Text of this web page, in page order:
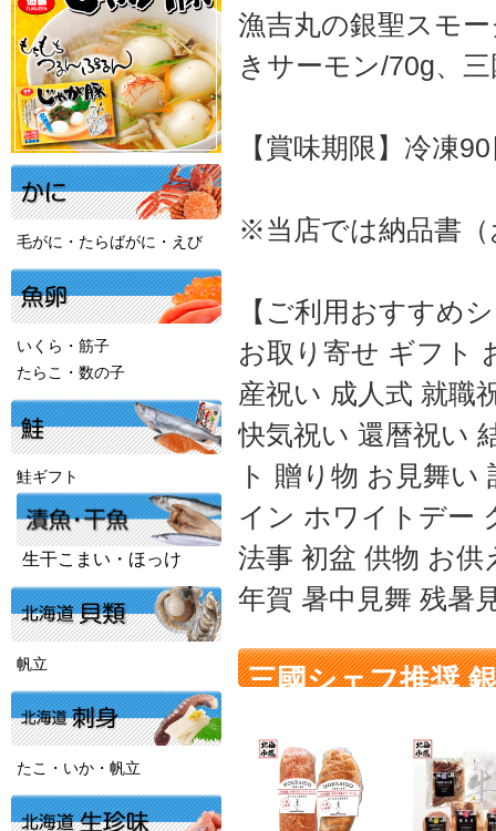
漁吉丸の銀聖スモ
きサーモン/70g、
【賞味期限】冷凍
※当店では納品書（
【ご利用おすすめ
お取り寄せ ギフト
産祝い 成人式 就職
快気祝い 還暦祝い
ト 贈り物 お見舞
イン ホワイトデー
法事 初盆 供物 お供
年賀 暑中見舞 残暑
三國シェフ推奨
毛がに・たらばがに・えび
いくら・筋子
たらこ・数の子
鮭ギフト
生干こまい・ほっけ
帆立
たこ・いか・帆立